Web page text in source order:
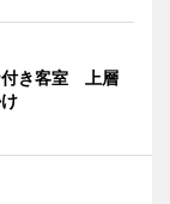
付き客室 上層